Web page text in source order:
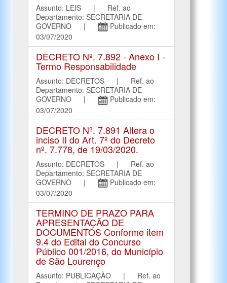
Assunto: LEIS | Ref. ao
Departamento: SECRETARIA DE
GOVERNO |
Publicado em:
03/07/2020
DECRETO Nº. 7.892 - Anexo I -
Termo Responsabilidade
Assunto: DECRETOS | Ref. ao
Departamento: SECRETARIA DE
GOVERNO |
Publicado em:
03/07/2020
DECRETO Nº. 7.891 Altera o
inciso II do Art. 7º do Decreto
nº. 7.778, de 19/03/2020.
Assunto: DECRETOS | Ref. ao
Departamento: SECRETARIA DE
GOVERNO |
Publicado em:
03/07/2020
TERMINO DE PRAZO PARA
APRESENTAÇÃO DE
DOCUMENTOS Conforme item
9.4 do Edital do Concurso
Público 001/2016, do Município
de São Lourenço
Assunto: PUBLICAÇÃO | Ref. ao